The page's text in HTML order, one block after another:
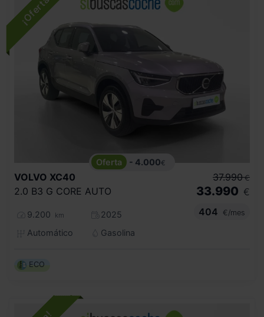
- 4.000€
VOLVO XC40
2.0 B3 G CORE AUTO
9.200 km
2025
Automático
Gasolina
37.990 €
33.990 €
404
€/mes
ECO